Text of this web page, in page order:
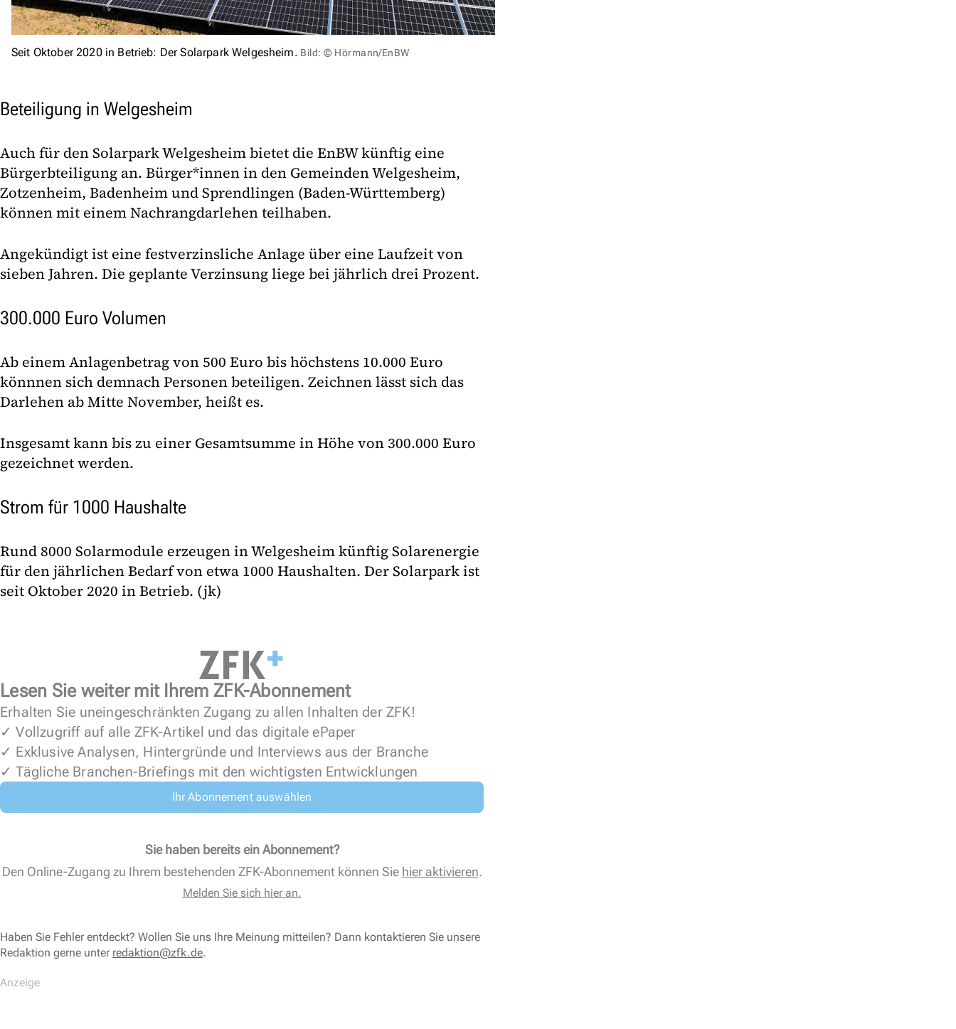
Seit Oktober 2020 in Betrieb: Der Solarpark Welgesheim. Bild: © Hörmann/EnBW
Beteiligung in Welgesheim
Auch für den Solarpark Welgesheim bietet die EnBW künftig eine
Bürgerbteiligung an. Bürger*innen in den Gemeinden Welgesheim,
Zotzenheim, Badenheim und Sprendlingen (Baden-Württemberg)
können mit einem Nachrangdarlehen teilhaben.
Angekündigt ist eine festverzinsliche Anlage über eine Laufzeit von
sieben Jahren. Die geplante Verzinsung liege bei jährlich drei Prozent.
300.000 Euro Volumen
Ab einem Anlagenbetrag von 500 Euro bis höchstens 10.000 Euro
könnnen sich demnach Personen beteiligen. Zeichnen lässt sich das
Darlehen ab Mitte November, heißt es.
Insgesamt kann bis zu einer Gesamtsumme in Höhe von 300.000 Euro
gezeichnet werden.
Strom für 1000 Haushalte
Rund 8000 Solarmodule erzeugen in Welgesheim künftig Solarenergie
für den jährlichen Bedarf von etwa 1000 Haushalten. Der Solarpark ist
seit Oktober 2020 in Betrieb. (jk)
Lesen Sie weiter mit Ihrem ZFK-Abonnement
Erhalten Sie uneingeschränkten Zugang zu allen Inhalten der ZFK!
✓ Vollzugriff auf alle ZFK-Artikel und das digitale ePaper
✓ Exklusive Analysen, Hintergründe und Interviews aus der Branche
✓ Tägliche Branchen-Briefings mit den wichtigsten Entwicklungen
Ihr Abonnement auswählen
Sie haben bereits ein Abonnement?
Den Online-Zugang zu Ihrem bestehenden ZFK-Abonnement können Sie hier aktivieren.
Melden Sie sich hier an.
Haben Sie Fehler entdeckt? Wollen Sie uns Ihre Meinung mitteilen? Dann kontaktieren Sie unsere
Redaktion gerne unter redaktion@zfk.de.